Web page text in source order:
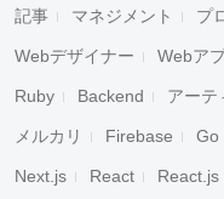
記事 マネジメント プ
Webデザイナー Webア
Ruby Backend アーテ
メルカリ Firebase Go
Next.js React React.js